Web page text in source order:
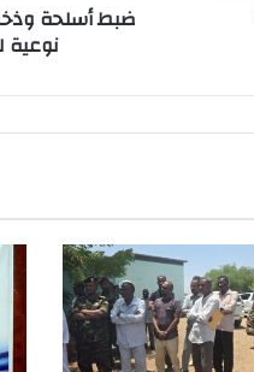
ضبط أسلحة
نوعية